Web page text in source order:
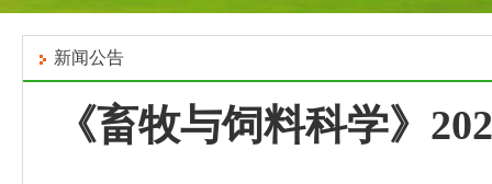
新闻公告
《畜牧与饲料科学》